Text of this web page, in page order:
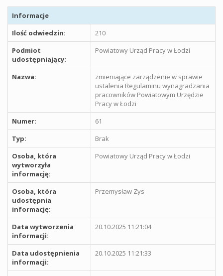
Informacje
Ilość odwiedzin:
210
Podmiot
udostępniający:
Powiatowy Urząd Pracy w Łodzi
Nazwa:
zmieniające zarządzenie w sprawie
ustalenia Regulaminu wynagradzania
pracowników Powiatowym Urzędzie
Pracy w Łodzi
Numer:
61
Typ:
Brak
Osoba, która
wytworzyła
informację:
Powiatowy Urząd Pracy w Łodzi
Osoba, która
udostępnia
informację:
Przemysław Zys
Data wytworzenia
informacji:
20.10.2025 11:21:04
Data udostępnienia
informacji:
20.10.2025 11:21:33